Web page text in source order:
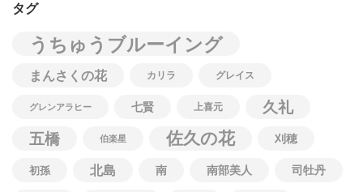
タグ
うちゅうブルーイング
まんさくの花 カリラ グレイス
グレンアラヒー 七賢 上喜元
久礼
五橋
伯楽星 佐久の花 刈穂
初孫 北島 南 南部美人 司牡丹